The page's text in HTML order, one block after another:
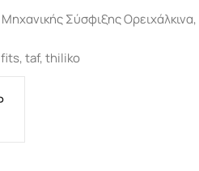
Σύσφιξης Ορειχάλκινα,
,taf,thiliko